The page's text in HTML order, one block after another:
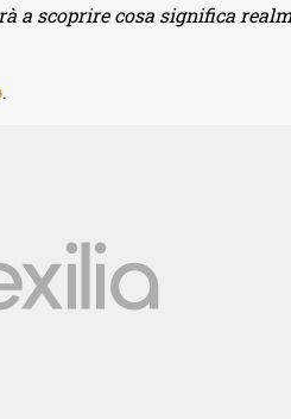
a scoprire cosa significa
.